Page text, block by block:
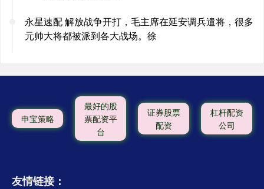
永星速配 解放战争开打，毛主席在延安调兵遣将，很多
元帅大将都被派到各大战场。徐
申宝策略
最好的股
票配资平
台
证券股票
配资
杠杆配资
公司
友情链接：